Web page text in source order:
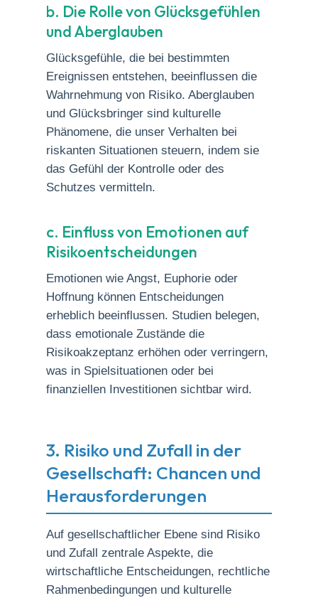
b. Die Rolle von Glücksgefühlen
und Aberglauben
Glücksgefühle, die bei bestimmten
Ereignissen entstehen, beeinflussen die
Wahrnehmung von Risiko. Aberglauben
und Glücksbringer sind kulturelle
Phänomene, die unser Verhalten bei
riskanten Situationen steuern, indem sie
das Gefühl der Kontrolle oder des
Schutzes vermitteln.
c. Einfluss von Emotionen auf
Risikoentscheidungen
Emotionen wie Angst, Euphorie oder
Hoffnung können Entscheidungen
erheblich beeinflussen. Studien belegen,
dass emotionale Zustände die
Risikoakzeptanz erhöhen oder verringern,
was in Spielsituationen oder bei
finanziellen Investitionen sichtbar wird.
3. Risiko und Zufall in der
Gesellschaft: Chancen und
Herausforderungen
Auf gesellschaftlicher Ebene sind Risiko
und Zufall zentrale Aspekte, die
wirtschaftliche Entscheidungen, rechtliche
Rahmenbedingungen und kulturelle